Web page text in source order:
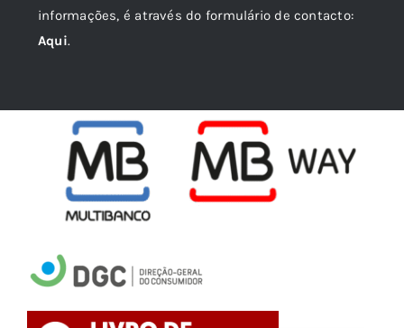
informações, é através do formulário de contacto:
Aqui.